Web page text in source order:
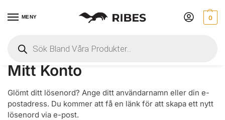
MENY 0
Hem » Mitt Konto
Mitt Konto
Glömt ditt lösenord? Ange ditt användarnamn eller din e-
postadress. Du kommer att få en länk för att skapa ett nytt
lösenord via e-post.